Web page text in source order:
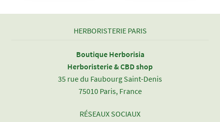
HERBORISTERIE PARIS
Boutique Herborisia
Herboristerie & CBD shop
35 rue du Faubourg Saint-Denis
75010 Paris, France
RÉSEAUX SOCIAUX